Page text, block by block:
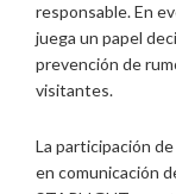
responsable. En
juega un papel
prevención de
visitantes.
La participación
en comunicación